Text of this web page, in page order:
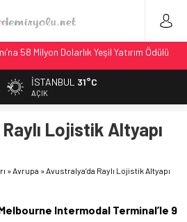
58 Milyon Dolarlık Yeşil Yatırım Ödülü
Sürücüsüz: Kapasite %70 Artacak
Milyar Sterlinlik Siparişle Tesis
Demiryolu: 4.800 Ton CO2
İSTANBUL 31°C
AÇIK
Lojistik Altyapı
»Avrupa »Avustralya’da Raylı Lojistik Altyapı
Intermodal Terminal’le 9